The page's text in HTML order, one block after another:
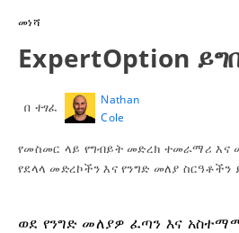
መነሻ
ExpertOption
በ ተፃፈ
Nathan
Cole
የመስመር ላይ የግብይት መድረክ ተመራማሪ እና
የደላላ መድረኮችን እና የንግድ መለያ
ወደ የንግድ መለያዎ ፈጣን እና